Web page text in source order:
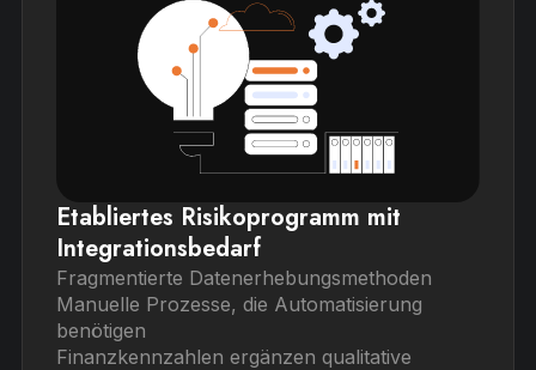
Etabliertes Risikoprogramm mit
Integrationsbedarf
Fragmentierte Datenerhebungsmethoden
Manuelle Prozesse, die Automatisierung
benötigen
Finanzkennzahlen ergänzen qualitative